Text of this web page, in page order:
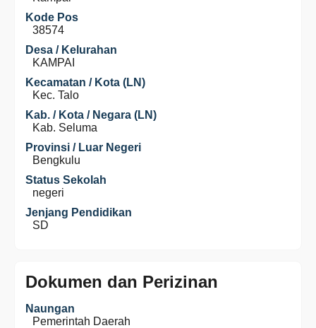
Kode Pos
38574
Desa / Kelurahan
KAMPAI
Kecamatan / Kota (LN)
Kec. Talo
Kab. / Kota / Negara (LN)
Kab. Seluma
Provinsi / Luar Negeri
Bengkulu
Status Sekolah
negeri
Jenjang Pendidikan
SD
Dokumen dan Perizinan
Naungan
Pemerintah Daerah